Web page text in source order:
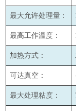
最大允许处理量：
最高工作温度：
加热方式：
可达真空：
最大处理粘度：